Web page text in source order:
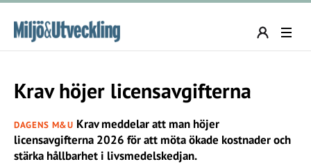
Krav höjer licensavgifterna
DAGENS M&U Krav meddelar att man höjer
licensavgifterna 2026 för att möta ökade kostnader och
stärka hållbarhet i livsmedelskedjan.